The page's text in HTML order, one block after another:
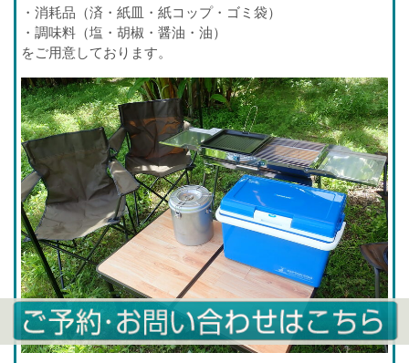
・消耗品（済・紙皿・紙コップ・ゴミ袋）
・調味料（塩・胡椒・醤油・油）
をご用意しております。